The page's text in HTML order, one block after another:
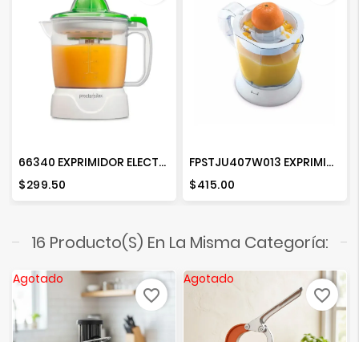
66340 EXPRIMIDOR ELECTRICO CITRICOS
Precio
$299.50
FPSTJU407W013 EXPRIMIDOR CITRICOS
Precio
$415.00
16 Producto(s) En La Misma Categoría:
Agotado
favorite_border
Agotado
favorite_border